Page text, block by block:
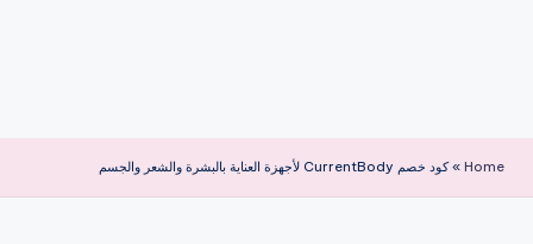
Home
»كود خصم CurrentBody لأجهزة العناية بالبشرة والشعر والجسم